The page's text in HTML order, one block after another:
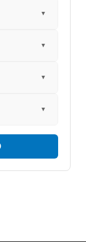
▼
▼
▼
▼